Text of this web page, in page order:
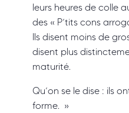
leurs heures de colle
des « P’tits cons
Ils disent moins de
disent plus
maturité.
Qu’on se le dise : ils
forme. »